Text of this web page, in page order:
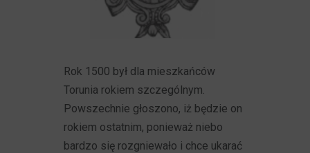
Rok 1500 był dla mieszkańców
Torunia rokiem szczególnym.
Powszechnie głoszono, iż będzie on
rokiem ostatnim, ponieważ niebo
bardzo się rozgniewało i chce ukarać